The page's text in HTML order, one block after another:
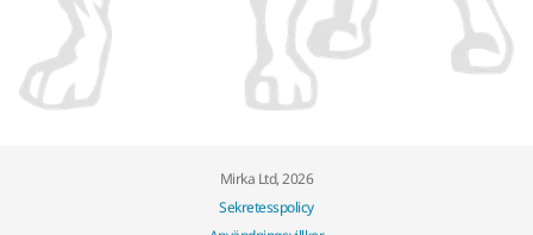
Mirka Ltd, 2026
Sekretesspolicy